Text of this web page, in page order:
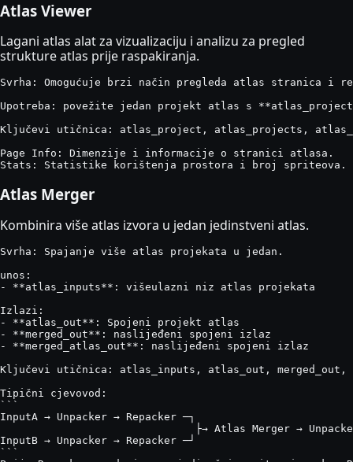
Atlas Viewer
Lagani atlas alat za vizualizaciju i analizu za pregled
strukture atlas prije raspakiranja.
Svrha: Omogućuje brzi način pregleda atlas stranica
Upotreba: povežite jedan projekt atlas s
Ključevi utičnica: atlas_project, atlas_projects,
Page Info: Dimenzije i informacije o stranici atlasa.
Stats: Statistike korištenja prostora i broj spriteova.
Atlas Merger
Kombinira više atlas izvora u jedan jedinstveni atlas.
Svrha: Spajanje više atlas projekata u jedan.
unos:
- **atlas_inputs**: višeulazni niz atlas projekata
Izlazi:
- **atlas_out**: Spojeni projekt atlas
- **merged_out**: naslijeđeni spojeni izlaz
- **merged_atlas_out**: naslijeđeni spojeni izlaz
Ključevi utičnica: atlas_inputs, atlas_out, merged_out,
Tipični cjevovod:
```
InputA → Unpacker → Repacker ─┐
├→ Atlas Merger →
InputB → Unpacker → Repacker ─┘
```